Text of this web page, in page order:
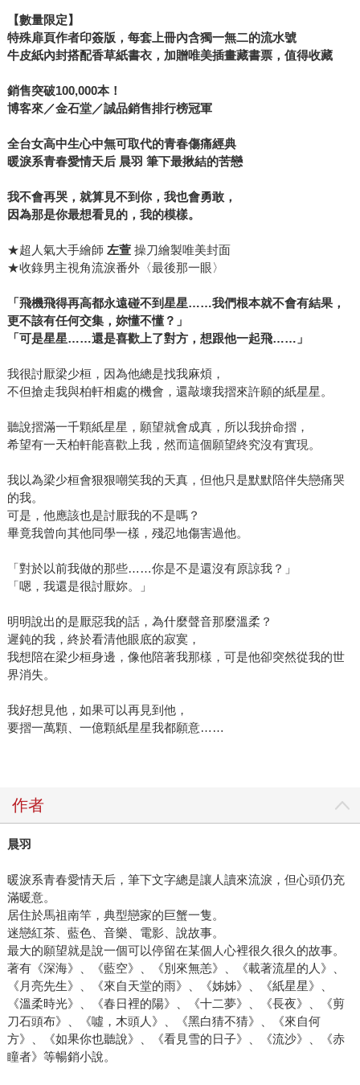
【數量限定】
特殊扉頁作者印簽版，每套上冊內含獨一無二的流水號
牛皮紙內封搭配香草紙書衣，加贈唯美插畫藏書票，值得收藏
銷售突破100,000本！
博客來／金石堂／誠品銷售排行榜冠軍
全台女高中生心中無可取代的青春傷痛經典
暖淚系青春愛情天后 晨羽 筆下最揪結的苦戀
我不會再哭，就算見不到你，我也會勇敢，
因為那是你最想看見的，我的模樣。
★超人氣大手繪師 左萱操刀繪製唯美封面
★收錄男主視角流淚番外〈最後那一眼〉
「飛機飛得再高都永遠碰不到星星……我們根本就不會有結果，
更不該有任何交集，妳懂不懂？」
「可是星星……還是喜歡上了對方，想跟他一起飛……」
我很討厭梁少桓，因為他總是找我麻煩，
不但搶走我與柏軒相處的機會，還敲壞我摺來許願的紙星星。
聽說摺滿一千顆紙星星，願望就會成真，所以我拚命摺，
希望有一天柏軒能喜歡上我，然而這個願望終究沒有實現。
我以為梁少桓會狠狠嘲笑我的天真，但他只是默默陪伴失戀痛哭
的我。
可是，他應該也是討厭我的不是嗎？
畢竟我曾向其他同學一樣，殘忍地傷害過他。
「對於以前我做的那些……你是不是還沒有原諒我？」
「嗯，我還是很討厭妳。」
明明說出的是厭惡我的話，為什麼聲音那麼溫柔？
遲鈍的我，終於看清他眼底的寂寞，
我想陪在梁少桓身邊，像他陪著我那樣，可是他卻突然從我的世
界消失。
我好想見他，如果可以再見到他，
要摺一萬顆、一億顆紙星星我都願意……
作者
晨羽
暖淚系青春愛情天后，筆下文字總是讓人讀來流淚，但心頭仍充
滿暖意。
居住於馬祖南竿，典型戀家的巨蟹一隻。
迷戀紅茶、藍色、音樂、電影、說故事。
最大的願望就是說一個可以停留在某個人心裡很久很久的故事。
著有《深海》、《藍空》、《別來無恙》、《載著流星的人》、
《月亮先生》、《來自天堂的雨》、《姊姊》、《紙星星》、
《溫柔時光》、《春日裡的陽》、《十二夢》、《長夜》、《剪
刀石頭布》、《噓，木頭人》、《黑白猜不猜》、《來自何
方》、《如果你也聽說》、《看見雪的日子》、《流沙》、《赤
瞳者》等暢銷小說。